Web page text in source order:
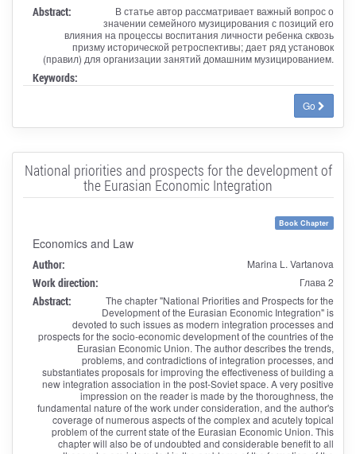
Abstract:
В статье автор рассматривает важный вопрос о
значении семейного музицирования с позиций его
влияния на процессы воспитания личности ребенка сквозь
призму исторической ретроспективы; дает ряд установок
(правил) для организации занятий домашним музицированием.
Keywords:
Go
National priorities and prospects for the development of
the Eurasian Economic Integration
Book Chapter
Economics and Law
Author: Marina L. Vartanova
Work direction: Глава 2
Abstract:
The chapter "National Priorities and Prospects for the
Development of the Eurasian Economic Integration" is
devoted to such issues as modern integration processes and
prospects for the socio-economic development of the countries of the
Eurasian Economic Union. The author describes the trends,
problems, and contradictions of integration processes, and
substantiates proposals for improving the effectiveness of building a
new integration association in the post-Soviet space. A very positive
impression on the reader is made by the thoroughness, the
fundamental nature of the work under consideration, and the author's
coverage of numerous aspects of the complex and acutely topical
problem of the current state of the Eurasian Economic Union. This
chapter will also be of undoubted and considerable benefit to all